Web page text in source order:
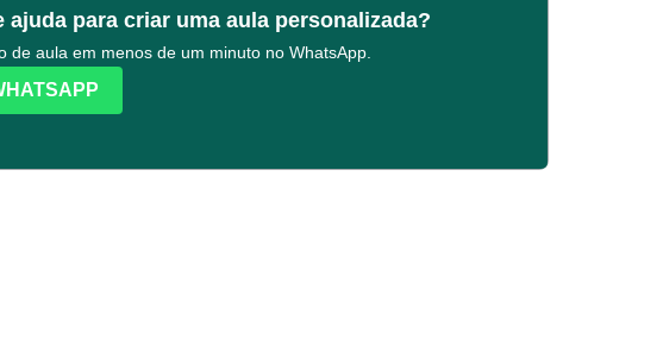
ajuda para criar uma aula personalizada?
de aula em menos de um minuto no WhatsApp.